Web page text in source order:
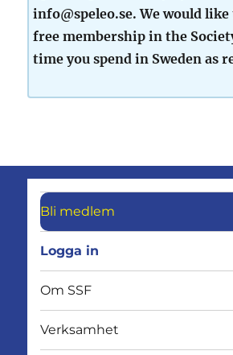
info@speleo.se. We would
free membership in the
time you spend in Sweden as
Bli medlem
Logga in
Om SSF
Verksamhet